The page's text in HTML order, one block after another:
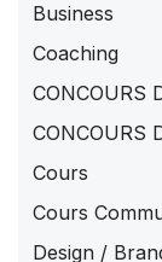
Business
Coaching
CONCOURS
CONCOURS
Cours
Cours
Design /